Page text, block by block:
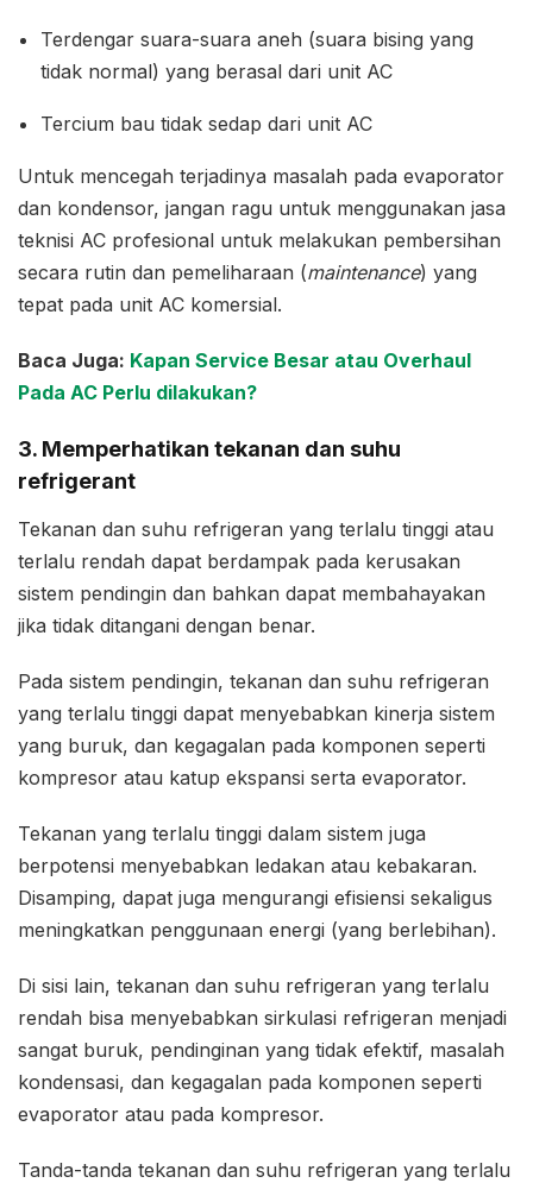
Terdengar suara-suara aneh (suara bising yang
tidak normal) yang berasal dari unit AC
Tercium bau tidak sedap dari unit AC
Untuk mencegah terjadinya masalah pada evaporator
dan kondensor, jangan ragu untuk menggunakan jasa
teknisi AC profesional untuk melakukan pembersihan
secara rutin dan pemeliharaan (maintenance) yang
tepat pada unit AC komersial.
Baca Juga: Kapan Service Besar atau Overhaul
Pada AC Perlu dilakukan?
3. Memperhatikan tekanan dan suhu
refrigerant
Tekanan dan suhu refrigeran yang terlalu tinggi atau
terlalu rendah dapat berdampak pada kerusakan
sistem pendingin dan bahkan dapat membahayakan
jika tidak ditangani dengan benar.
Pada sistem pendingin, tekanan dan suhu refrigeran
yang terlalu tinggi dapat menyebabkan kinerja sistem
yang buruk, dan kegagalan pada komponen seperti
kompresor atau katup ekspansi serta evaporator.
Tekanan yang terlalu tinggi dalam sistem juga
berpotensi menyebabkan ledakan atau kebakaran.
Disamping, dapat juga mengurangi efisiensi sekaligus
meningkatkan penggunaan energi (yang berlebihan).
Di sisi lain, tekanan dan suhu refrigeran yang terlalu
rendah bisa menyebabkan sirkulasi refrigeran menjadi
sangat buruk, pendinginan yang tidak efektif, masalah
kondensasi, dan kegagalan pada komponen seperti
evaporator atau pada kompresor.
Tanda-tanda tekanan dan suhu refrigeran yang terlalu